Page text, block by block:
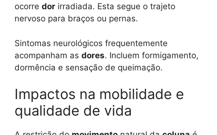
ocorre dor irradiada. Esta segue o trajeto
nervoso para braços ou pernas.
Sintomas neurológicos frequentemente
acompanham as dores. Incluem formigamento,
dormência e sensação de queimação.
Impactos na mobilidade e
qualidade de vida